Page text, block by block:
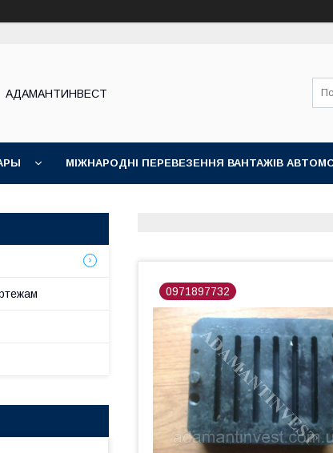
АДАМАНТИНВЕСТ
МІЖНАРОДНІ ПЕРЕВЕЗЕННЯ ВАНТАЖІВ
0971897732